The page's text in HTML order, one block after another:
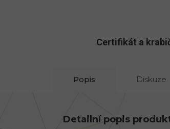
Certifikát a
Popis Diskuze
Detailní popis